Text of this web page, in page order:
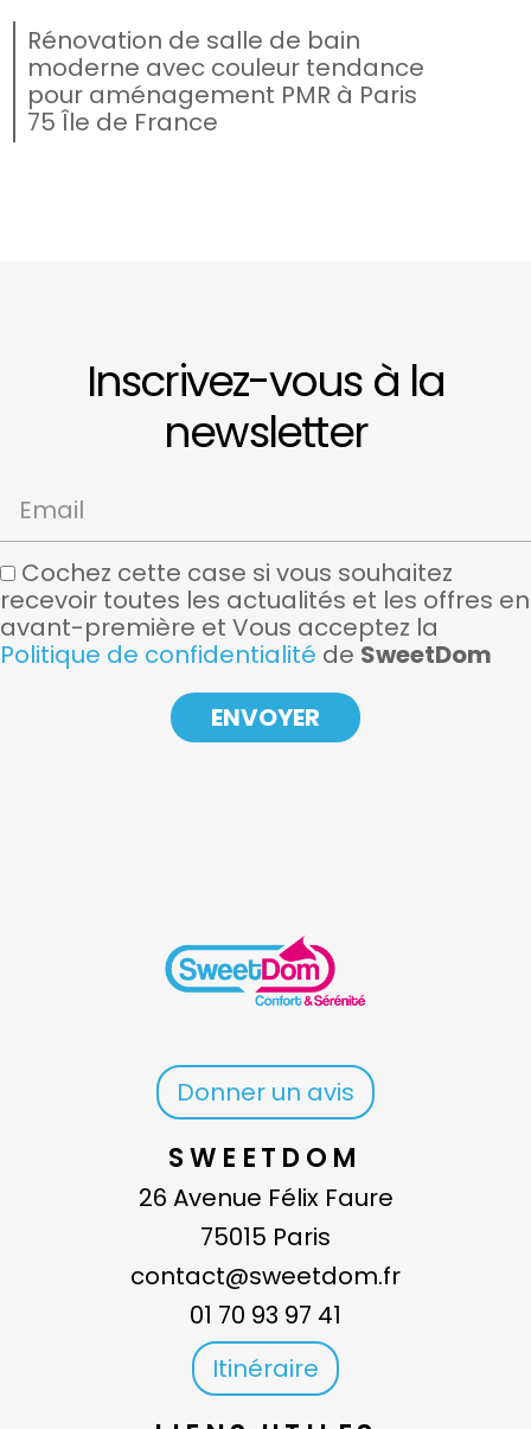
Rénovation de salle de bain
moderne avec couleur tendance
pour aménagement PMR à Paris
75 Île de France
Inscrivez-vous à la
newsletter
Email
Cochez cette case si vous souhaitez
recevoir toutes les actualités et les offres en
avant-première et Vous acceptez la
Politique de confidentialité de SweetDom
Donner un avis
SWEETDOM
26 Avenue Félix Faure
75015 Paris
contact@sweetdom.fr
01 70 93 97 41
Itinéraire